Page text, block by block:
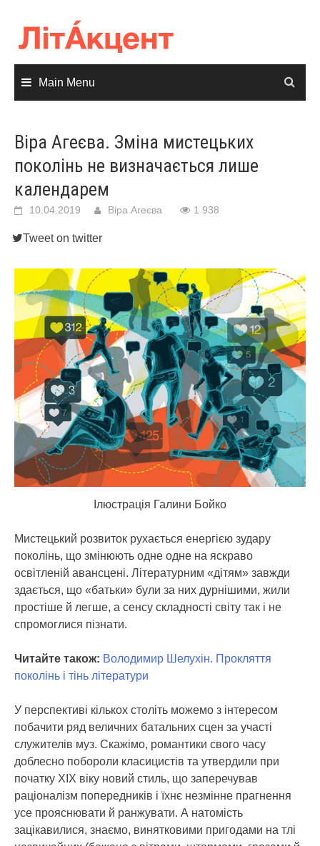
content
Main Menu
Віра Агеєва. Зміна мистецьких
поколінь не визначається лише
календарем
10.04.2019 Віра Агеєва 1 938
Tweet on twitter
Ілюстрація Галини Бойко
Мистецький розвиток рухається енергією зудару
поколінь, що змінюють одне одне на яскраво
освітленій авансцені. Літературним «дітям» завжди
здається, що «батьки» були за них дурнішими, жили
простіше й легше, а сенсу складності світу так і не
спромоглися пізнати.
Читайте також: Володимир Шелухін. Прокляття
поколінь і тінь літератури
У перспективі кількох століть можемо з інтересом
побачити ряд величних батальних сцен за участі
служителів муз. Скажімо, романтики свого часу
доблесно побороли класицистів та утвердили при
початку ХІХ віку новий стиль, що заперечував
раціоналізм попередників і їхнє незмінне прагнення
усе прояснювати й ранжувати. А натомість
зацікавилися, знаємо, винятковими пригодами на тлі